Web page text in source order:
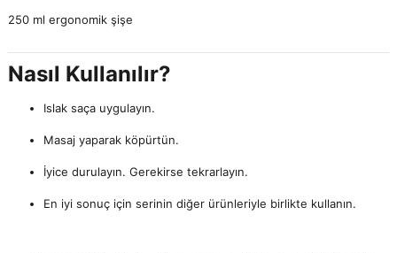
250 ml ergonomik şişe
Nasıl Kullanılır?
Islak saça uygulayın.
Masaj yaparak köpürtün.
İyice durulayın. Gerekirse tekrarlayın.
En iyi sonuç için serinin diğer ürünleriyle birlikte kullanın.